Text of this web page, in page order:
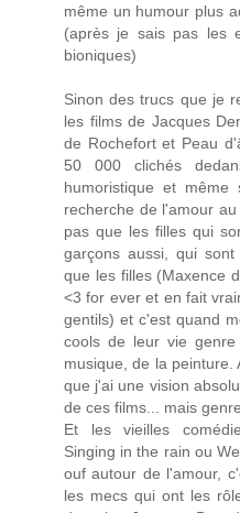
même un humour plus
(après je sais pas les
bioniques)
Sinon des trucs que je
les films de Jacques
de Rochefort et Peau
50 000 clichés
humoristique et
recherche de l'amour
pas que les filles qui
garçons aussi, qui
que les filles (Maxence
<3 for ever et en fait
gentils) et c'est quand
cools de leur vie
musique, de la
que j'ai une vision
de ces films... mais
Et les vieilles
Singing in the rain ou
ouf autour de l'amour,
les mecs qui ont les